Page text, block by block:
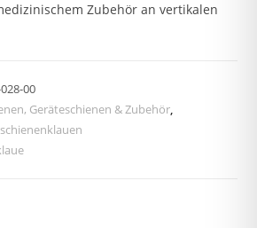
Zubehör an vertikalen
00
Geräteschienen & Zubehör,